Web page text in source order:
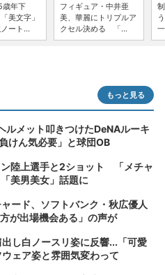
歳年下
美文字」
ート...
フィギュア・中井亜
美、華麗にトリプルア
クセル決める 「...
もっと見る
ルメット叩きつけたDeNAルーキ
けん気必要」と球団OB
陸上選手と2ショット 「メチャ
美男美女」話題に
ード、ソフトバンク・秋広優人
が出場機会ある」の声が
し白ノースリ姿に反響...「可愛
ェア姿と雰囲気変わって